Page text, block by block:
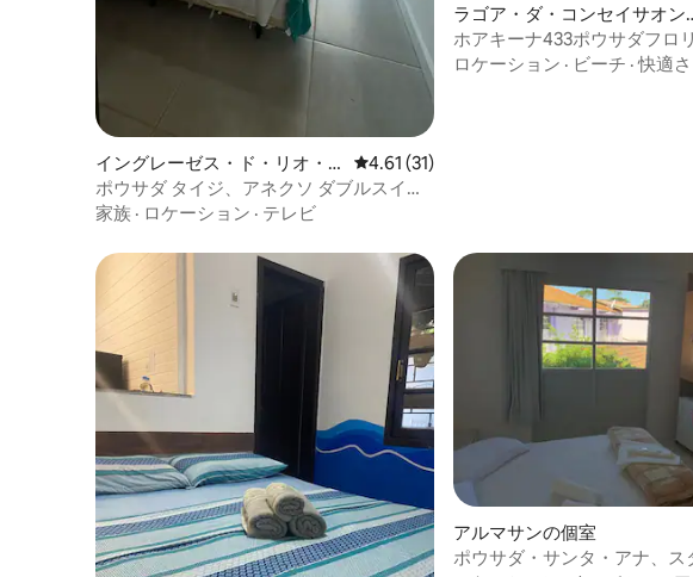
イングレーゼス・ド・リオ・
ヴェルメーリョの個室
レビュー31件、5つ星中4.61つ星の平均評価
4.61 (31)
ポウサダ タイジ、アネクソ ダブルスイー
ト
家族 · ロケーション · テレビ
ラゴア・ダ・コンセイサオン
個室
ホアキーナ433ポウサダフロ
トルーム2
ロケーション · ビーチ ·快適さ
アルマサンの個室
ポウサダ・サンタ・アナ、ス